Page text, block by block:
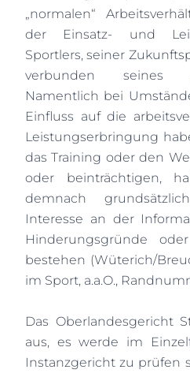
„normalen“
der Einsatz- und
Sportlers, seiner
verbunden seines
Namentlich bei
Einfluss auf die
Leistungserbringung
das Training oder den
oder beinträchtigen,
demnach
Interesse an der
Hinderungsgründe
bestehen (Wüterich/
im Sport, a.a.O.,
Das Oberlandesgericht
aus, es werde im
Instanzgericht zu prüfen